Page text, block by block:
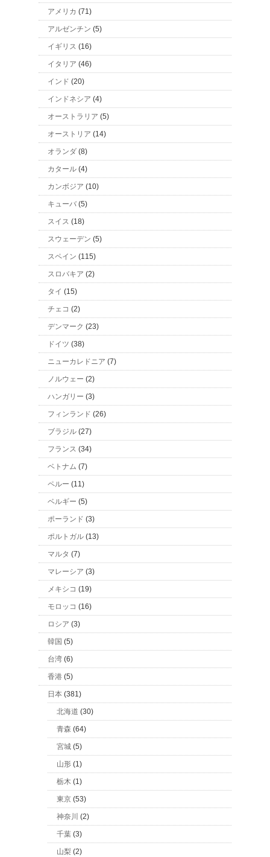
アメリカ (71)
アルゼンチン (5)
イギリス (16)
イタリア (46)
インド (20)
インドネシア (4)
オーストラリア (5)
オーストリア (14)
オランダ (8)
カタール (4)
カンボジア (10)
キューバ (5)
スイス (18)
スウェーデン (5)
スペイン (115)
スロバキア (2)
タイ (15)
チェコ (2)
デンマーク (23)
ドイツ (38)
ニューカレドニア (7)
ノルウェー (2)
ハンガリー (3)
フィンランド (26)
ブラジル (27)
フランス (34)
ベトナム (7)
ペルー (11)
ベルギー (5)
ポーランド (3)
ポルトガル (13)
マルタ (7)
マレーシア (3)
メキシコ (19)
モロッコ (16)
ロシア (3)
韓国 (5)
台湾 (6)
香港 (5)
日本 (381)
北海道 (30)
青森 (64)
宮城 (5)
山形 (1)
栃木 (1)
東京 (53)
神奈川 (2)
千葉 (3)
山梨 (2)